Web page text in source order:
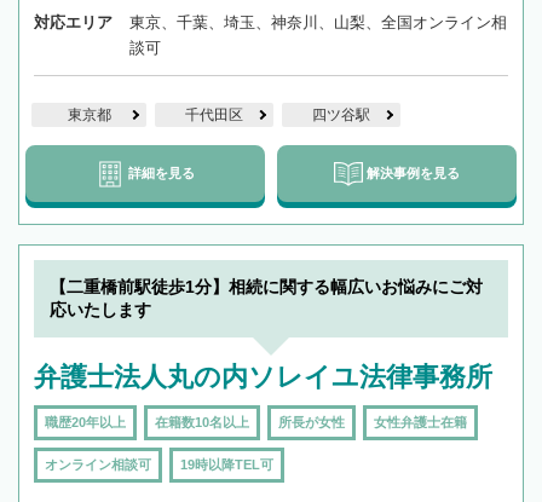
対応エリア
東京、千葉、埼玉、神奈川、山梨、全国オンライン相
談可
東京都 千代田区 四ツ谷駅
詳細を見る 解決事例を見る
【二重橋前駅徒歩1分】相続に関する幅広いお悩みにご対
応いたします
弁護士法人丸の内ソレイユ法律事務所
職歴20年以上 在籍数10名以上 所長が女性 女性弁護士在籍
オンライン相談可 19時以降TEL可